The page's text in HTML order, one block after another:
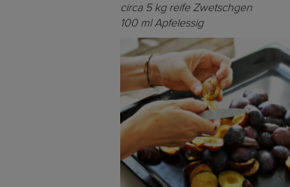
circa 5 kg reife Zwetschgen
100 ml Apfelessig